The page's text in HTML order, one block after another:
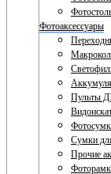
Фотоаксессуары
Пульты
Сумки
Прочие